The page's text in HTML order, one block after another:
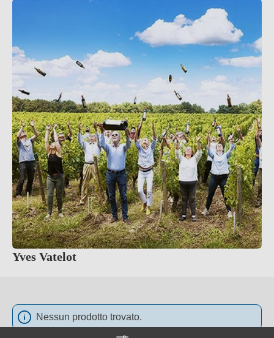
aziende vinicole più significative della zona. Situato in
una posizione strategica tra Entre-Deux-Mers e Saint-
Émilion, Château de Reignac ha saputo conquistare un
ruolo di rilievo nel panorama vitivinicolo grazie a una
visione lungimirante e a un profondo rispetto per la
natura.
Per saperne di più →
Yves Vatelot
Nessun prodotto trovato.